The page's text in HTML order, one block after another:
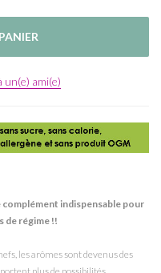
un(e) ami(e)
complément indispensable pour
de régime !!
les arômes sont devenus des